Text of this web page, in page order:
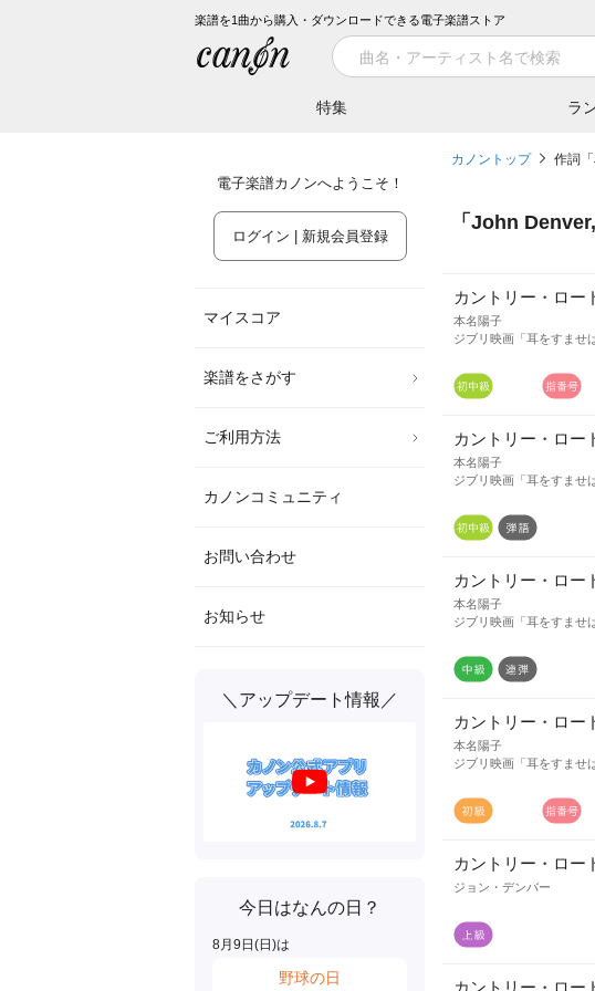
楽譜を1曲から購入・ダウンロードできる電子楽譜ストア
特集 ラ
電子楽譜カノンへようこそ！
ログイン | 新規会員登録
マイスコア
楽譜をさがす
ご利用方法
カノンコミュニティ
お問い合わせ
お知らせ
＼アップデート情報／
今日はなんの日？
8月 9 日(日 )は
野球の日
カノントップ 作詞
「 John
カントリー・ロー
本名陽子
ジブリ映画「耳をすませ
カントリー・ロー
本名陽子
ジブリ映画「耳をすませ
カントリー・ロー
本名陽子
ジブリ映画「耳をすませ
カントリー・ロー
本名陽子
ジブリ映画「耳をすませ
カントリー・ロー
ジョン・デンバー
カントリー・ロー